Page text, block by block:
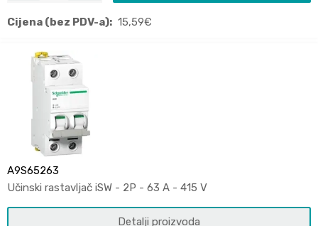
Cijena (bez PDV-a): 15,59€
A9S65263
Učinski rastavljač iSW - 2P - 63 A - 415 V
Detalji proizvoda